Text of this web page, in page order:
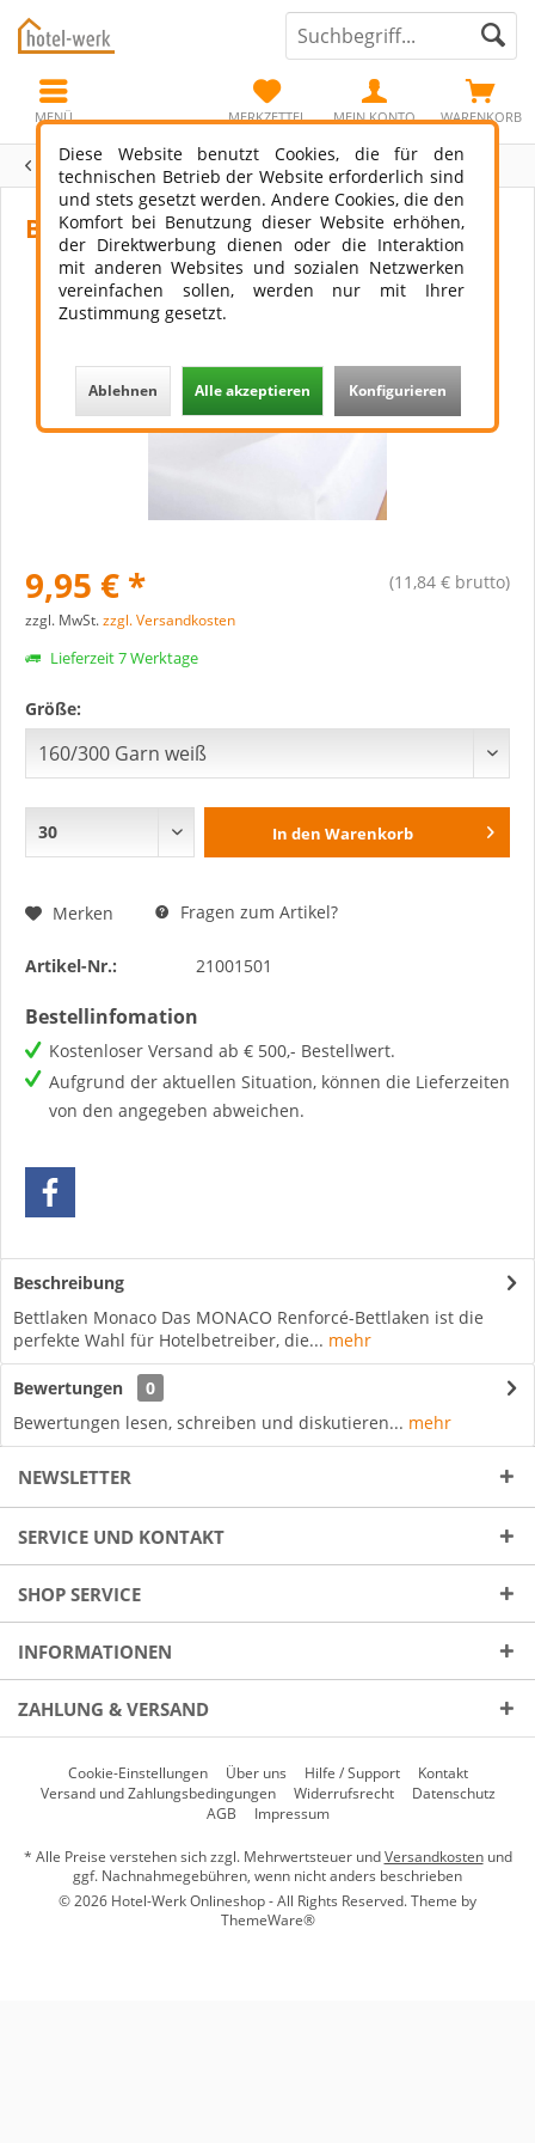
WARENKORB
MERKZETTEL MEIN KONTO
MENÜ
Übersicht Bettlaken
Bettlaken Monaco 145 g/m²
9,95 € * (11,84 € brutto)
zzgl. MwSt.zzgl. Versandkosten
Lieferzeit 7 Werktage
Größe:
In den Warenkorb
Merken Fragen zum Artikel?
Artikel-Nr.: 21001501
Bestellinfomation
Kostenloser Versand ab € 500,- Bestellwert.
Aufgrund der aktuellen Situation, können die Lieferzeiten
von den angegeben abweichen.
Beschreibung
Bettlaken Monaco Das MONACO Renforcé-Bettlaken ist die
perfekte Wahl für Hotelbetreiber, die... mehr
Bewertungen
0
Bewertungen lesen, schreiben und diskutieren... mehr
NEWSLETTER
SERVICE UND KONTAKT
SHOP SERVICE
INFORMATIONEN
ZAHLUNG & VERSAND
Cookie-Einstellungen Über uns Hilfe / Support
Kontakt
Versand und Zahlungsbedingungen
Widerrufsrecht
Datenschutz
AGB
Impressum
* Alle Preise verstehen sich zzgl. Mehrwertsteuer undVersandkostenund
ggf. Nachnahmegebühren, wenn nicht anders beschrieben
© 2026 Hotel-Werk Onlineshop - All Rights Reserved. Theme by
ThemeWare®
Diese Website benutzt Cookies, die für den
technischen Betrieb der Website erforderlich sind
und stets gesetzt werden. Andere Cookies, die den
Komfort bei Benutzung dieser Website erhöhen,
der Direktwerbung dienen oder die Interaktion
mit anderen Websites und sozialen Netzwerken
vereinfachen sollen, werden nur mit Ihrer
Zustimmung gesetzt.
Ablehnen Alle akzeptieren Konfigurieren